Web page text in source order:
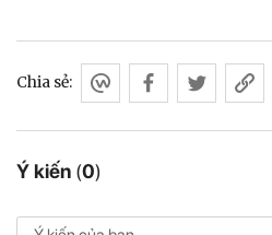
Ý kiến (0)
Chia sẻ: